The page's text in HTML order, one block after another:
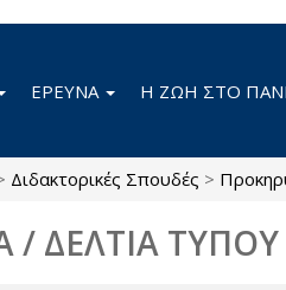
ΕΡΕΥΝΑ Η ΖΩΗ ΣΤΟ
Διδακτορικές Σπουδές >
/ ΔΕΛΤΙΑ